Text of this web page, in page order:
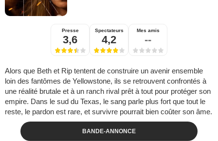
Presse
3,6
Spectateurs
4,2
Mes amis
--
Alors que Beth et Rip tentent de construire un avenir ensemble
loin des fantômes de Yellowstone, ils se retrouvent confrontés à
une réalité brutale et à un ranch rival prêt à tout pour protéger son
empire. Dans le sud du Texas, le sang parle plus fort que tout le
reste, le pardon est rare, et survivre pourrait bien coûter son âme.
BANDE-ANNONCE